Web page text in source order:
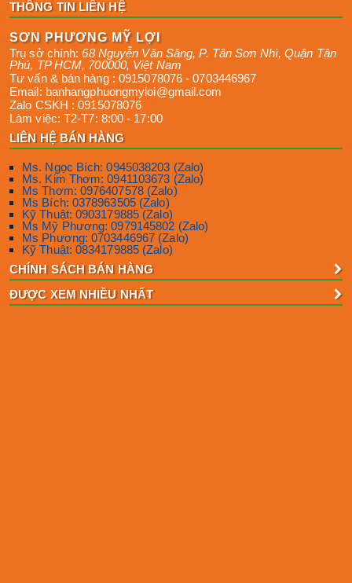
THÔNG TIN LIÊN HỆ
SƠN PHƯƠNG MỸ LỢI
Trụ sở chính:68 Nguyễn Văn Săng, P. Tân Sơn Nhì,Quận Tân
Phú, TP HCM, 700000, Việt Nam
Tư vấn & bán hàng : 0915078076 -0703446967
Email: banhangphuongmyloi@gmail.com
Zalo CSKH :0915078076
Làm việc: T2-T7: 8:00 - 17:00
LIÊN HỆ BÁN HÀNG
Ms. Ngọc Bích: 0945038203 (Zalo)
Ms. Kim Thơm: 0941103673 (Zalo)
Ms Thơm: 0976407578 (Zalo)
Ms Bích: 0378963505 (Zalo)
Kỹ Thuật: 0903179885 (Zalo)
Ms Mỹ Phương: 0979145802 (Zalo)
Ms Phương: 0703446967 (Zalo)
Kỹ Thuật: 0834179885 (Zalo)
CHÍNH SÁCH BÁN HÀNG
ĐƯỢC XEM NHIỀU NHẤT